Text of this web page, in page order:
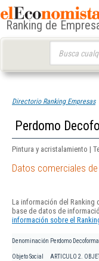
Ranking de
Directorio Ranking Empresas
Perdomo
Pintura y acristalamiento |
Datos comerciales
La información del Ranking
base de datos de
información sobre el
Denominación Perdomo
Objeto Social
ARTICULO 2.